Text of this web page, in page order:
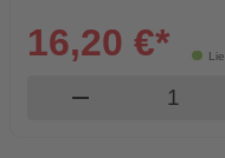
16,20 €*
remove